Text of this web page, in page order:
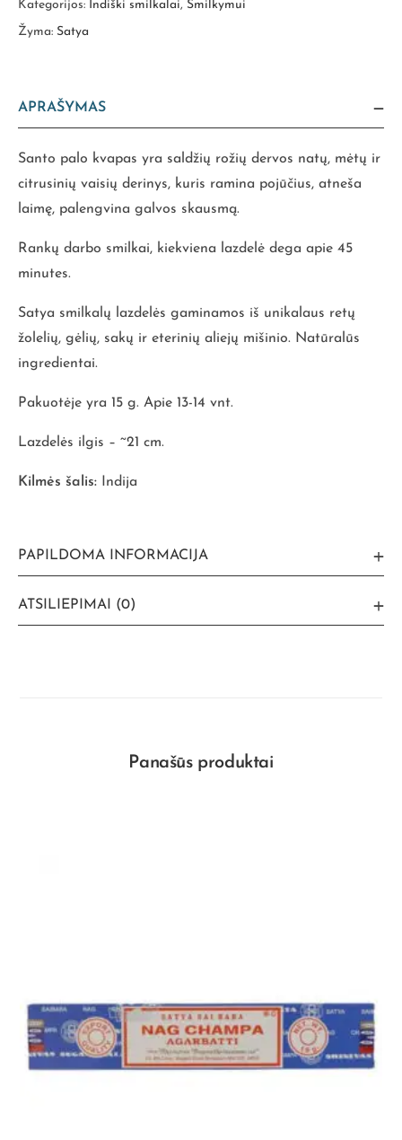
Kategorijos: Indiški smilkalai, Smilkymui
Žyma: Satya
APRAŠYMAS
Santo palo kvapas yra saldžių rožių dervos natų, mėtų ir
citrusinių vaisių derinys, kuris ramina pojūčius, atneša
laimę, palengvina galvos skausmą.
Rankų darbo smilkai, kiekviena lazdelė dega apie 45
minutes.
Satya smilkalų lazdelės gaminamos iš unikalaus retų
žolelių, gėlių, sakų ir eterinių aliejų mišinio. Natūralūs
ingredientai.
Pakuotėje yra 15 g. Apie 13-14 vnt.
Lazdelės ilgis – ~21 cm.
Kilmės šalis: Indija
PAPILDOMA INFORMACIJA
ATSILIEPIMAI (0)
Panašūs produktai